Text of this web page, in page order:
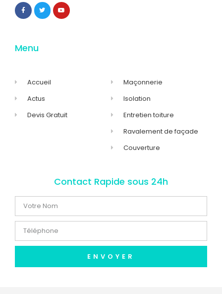
Menu
Accueil
Actus
Devis Gratuit
Maçonnerie
Isolation
Entretien toiture
Ravalement de façade
Couverture
Contact Rapide sous 24h
ENVOYER